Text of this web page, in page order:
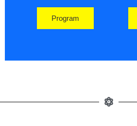
Program